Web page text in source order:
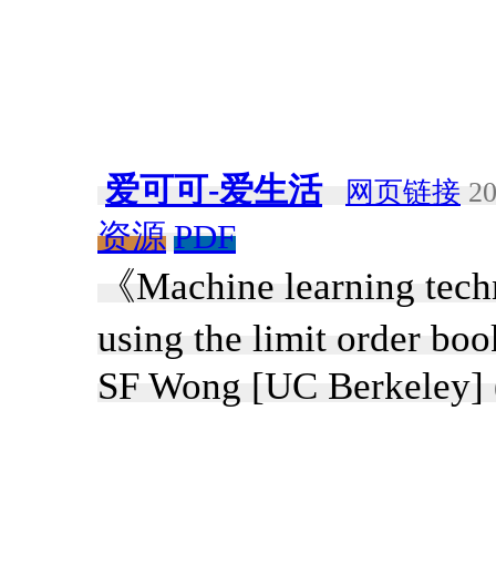
爱可可-爱生活 网页链接
资源 PDF
《Machine learning
using the limit order
SF Wong [UC